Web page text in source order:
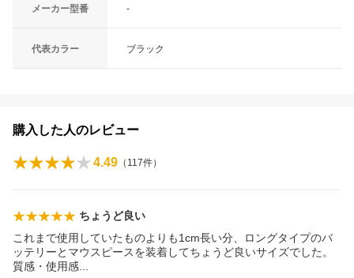
メーカー型番 -
代表カラー ブラック
購入した人のレビュー
4.49 （ 117件）
ちょうど良い
これまで使用していたものよりも1cm長い分、ロングタイプのバ
ッテリーとマウスピースを装着してちょうど良いサイズでした。
質感・使用感